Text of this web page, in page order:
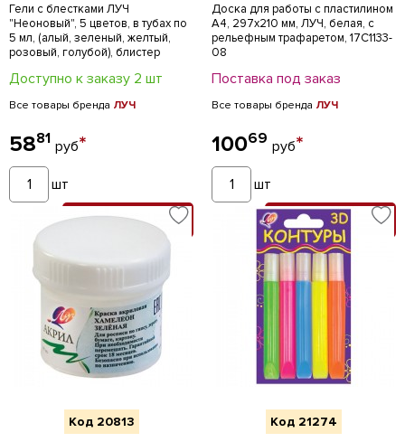
Гели с блестками ЛУЧ
"Неоновый", 5 цветов, в тубах по
5 мл, (алый, зеленый, желтый,
розовый, голубой), блистер
Доступно к заказу 2 шт
Все товары бренда ЛУЧ
5881 руб*
шт
В КОРЗИНУ
Доска для работы с пластилином
А4, 297х210 мм, ЛУЧ, белая, с
рельефным трафаретом, 17С1133-
08
Поставка под заказ
Все товары бренда ЛУЧ
10069 руб*
шт
В КОРЗИНУ
Код 20813 Код 21274